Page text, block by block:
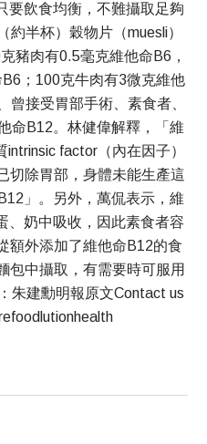
要飲食均衡，不難攝取足夠
半杯）穀物片（muesli）
豬肉有0.5毫克維他命B6，
；100克牛肉有3微克維他
曾接受胃部手術、素食者、
命B12。林健偉解釋，「維
factor（內在因子）
切除胃部，身體未能生產這
」。另外，萬侃表示，維
、奶中吸收，因此素食者容
額外添加了維他命B12的食
包中攝取，有需要時可服用
朱建勳明報原文Contact us